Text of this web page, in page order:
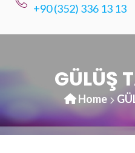
+90 (352) 336 13 13
GÜLÜŞ
Home